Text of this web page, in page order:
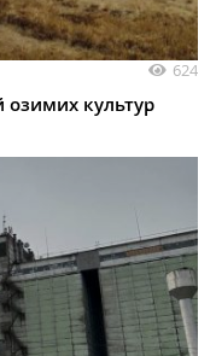
624
озимих культур